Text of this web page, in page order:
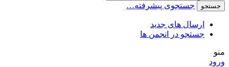
جستجو جستجوی پیشرفته…
ارسال های جدید
جستجو در انجمن ها
منو
ورود